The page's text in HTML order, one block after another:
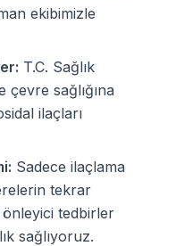
ekibimizle
T.C. Sağlık
çevre sağlığına
ilaçları
Sadece ilaçlama
tekrar
önleyici tedbirler
sağlıyoruz.